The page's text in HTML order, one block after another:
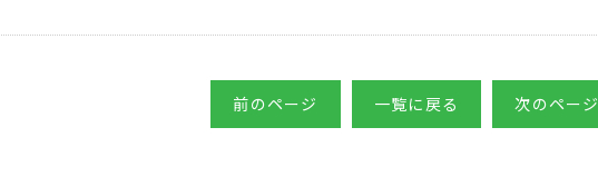
前のページ 一覧に戻る 次のページ